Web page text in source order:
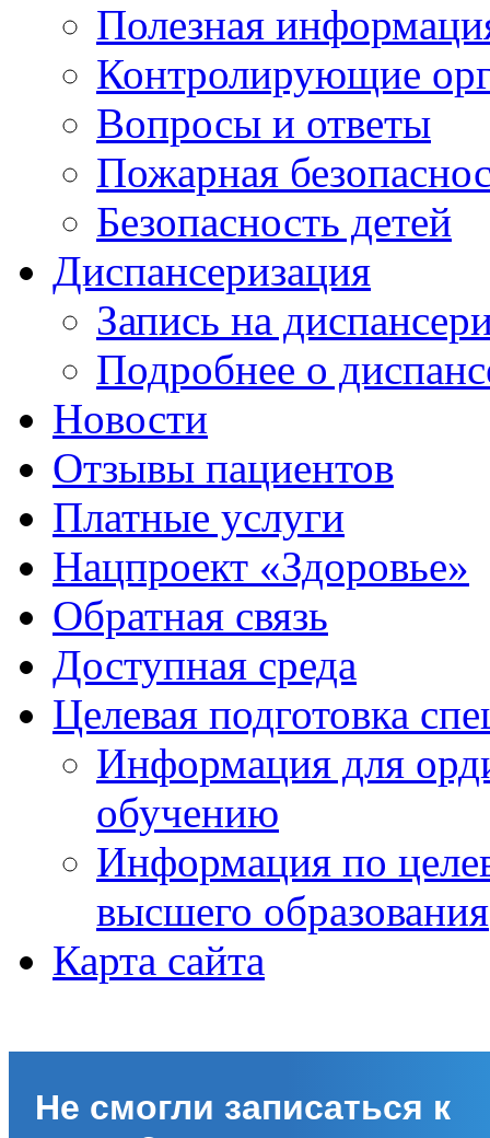
Полезная
Контролирующие
Вопросы и ответы
Пожарная
Безопасность детей
Диспансеризация
Запись на
Подробнее о
Новости
Отзывы пациентов
Платные услуги
Нацпроект «Здоровье»
Обратная связь
Доступная среда
Целевая подготовка
Информация для
обучению
Информация по
высшего образования
Карта сайта
Не смогли записаться к